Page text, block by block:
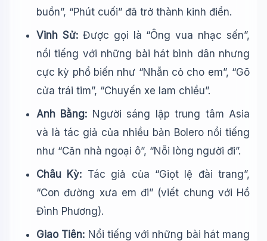
buồn”, “Phút cuối” đã trở thành kinh điển.
Vinh Sử:Được gọi là “Ông vua nhạc sến”,
nổi tiếng với những bài hát bình dân nhưng
cực kỳ phổ biến như “Nhẫn cỏ cho em”, “Gõ
cửa trái tim”, “Chuyến xe lam chiều”.
Anh Bằng: Người sáng lập trung tâm Asia
và là tác giả của nhiều bản Bolero nổi tiếng
như “Căn nhà ngoại ô”, “Nỗi lòng người đi”.
Châu Kỳ: Tác giả của “Giọt lệ đài trang”,
“Con đường xưa em đi” (viết chung với Hồ
Đình Phương).
Giao Tiên: Nổi tiếng với những bài hát mang